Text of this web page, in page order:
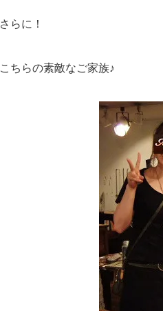
さらに！
こちらの素敵なご家族♪